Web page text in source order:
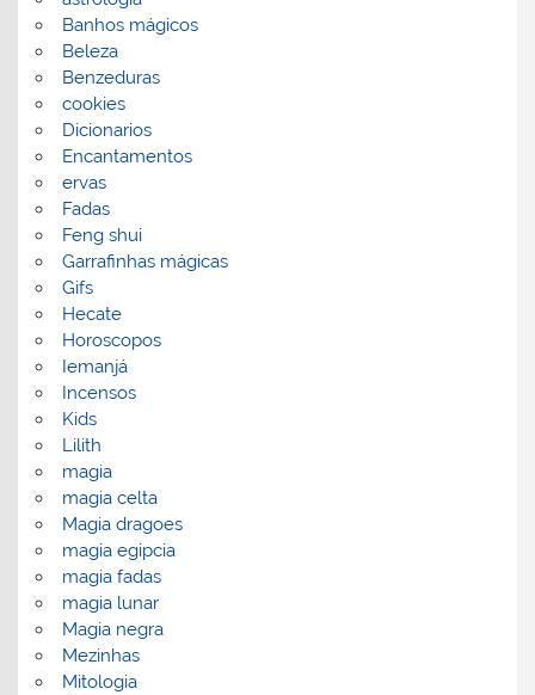
Banhos mágicos
Beleza
Benzeduras
cookies
Dicionarios
Encantamentos
ervas
Fadas
Feng shui
Garrafinhas mágicas
Gifs
Hecate
Horoscopos
Iemanjá
Incensos
Kids
Lilith
magia
magia celta
Magia dragoes
magia egipcia
magia fadas
magia lunar
Magia negra
Mezinhas
Mitologia